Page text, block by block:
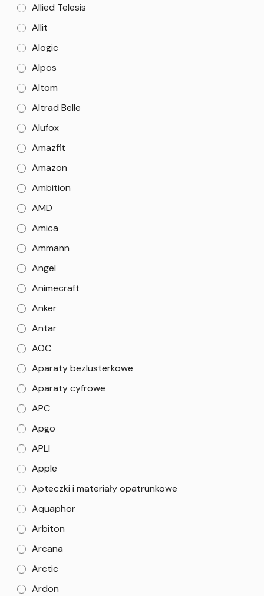
Allied Telesis
Allit
Alogic
Alpos
Altom
Altrad Belle
Alufox
Amazfit
Amazon
Ambition
AMD
Amica
Ammann
Angel
Animecraft
Anker
Antar
AOC
Aparaty bezlusterkowe
Aparaty cyfrowe
APC
Apgo
APLI
Apple
Apteczki i materiały opatrunkowe
Aquaphor
Arbiton
Arcana
Arctic
Ardon